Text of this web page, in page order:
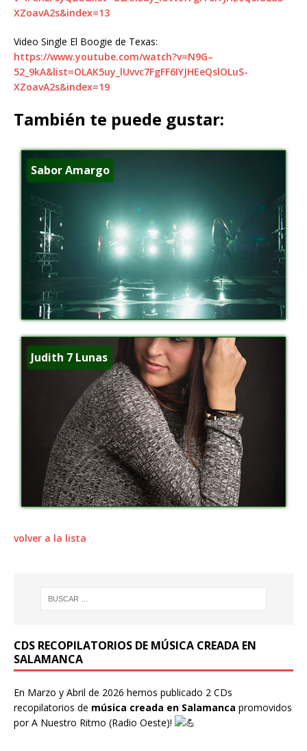
XZoavA2s&index=13
Video Single El Boogie de Texas:
https://www.youtube.com/watch?v=N9G–
52_9kA&list=OLAK5uy_lUvvc7FgFF6IYJHEeQslOLuS-
XZoavA2s&index=19
También te puede gustar:
Sabor Amargo
Judith 7 Lunas
volver a la lista
CDS RECOPILATORIOS DE MÚSICA CREADA EN
SALAMANCA
En Marzo y Abril de 2026 hemos publicado 2 CDs
recopilatorios de música creada en Salamanca promovidos
porA Nuestro Ritmo (Radio Oeste)!